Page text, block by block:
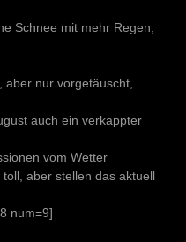
Schnee mit mehr Regen,
nur vorgetäuscht,
auch ein verkappter
vom Wetter
aber stellen das aktuell
num=9]